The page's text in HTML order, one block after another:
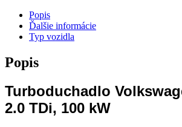
Popis
Ďalšie informácie
Typ vozidla
Popis
Turboduchadlo
2.0 TDi, 100 kW